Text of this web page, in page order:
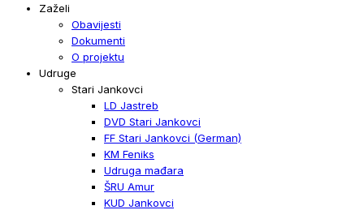
Zaželi
Obavijesti
Dokumenti
O projektu
Udruge
Stari Jankovci
LD Jastreb
DVD Stari Jankovci
FF Stari Jankovci (German)
KM Feniks
Udruga mađara
ŠRU Amur
KUD Jankovci